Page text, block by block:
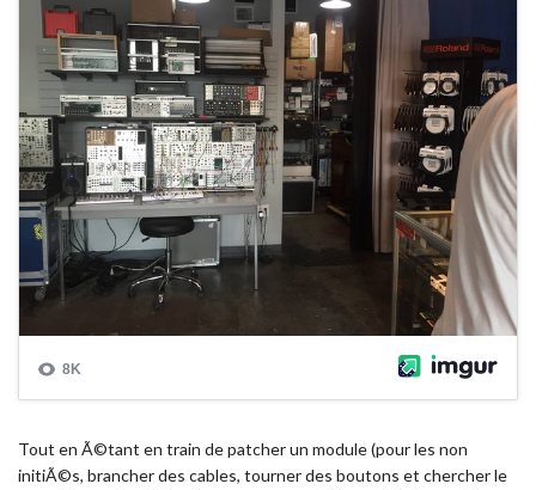
Tout en Ã©tant en train de patcher un module (pour les non
initiÃ©s, brancher des cables, tourner des boutons et chercher le